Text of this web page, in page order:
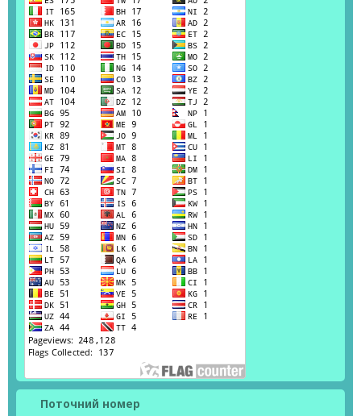
Поточний номер